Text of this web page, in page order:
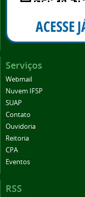
Serviços
Webmail
Nuvem IFSP
SUAP
Contato
Ouvidoria
Reitoria
CPA
Eventos
RSS